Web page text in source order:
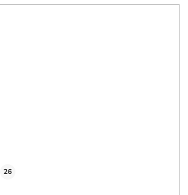
26